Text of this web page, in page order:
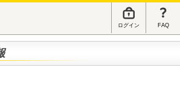
ログイン FAQ